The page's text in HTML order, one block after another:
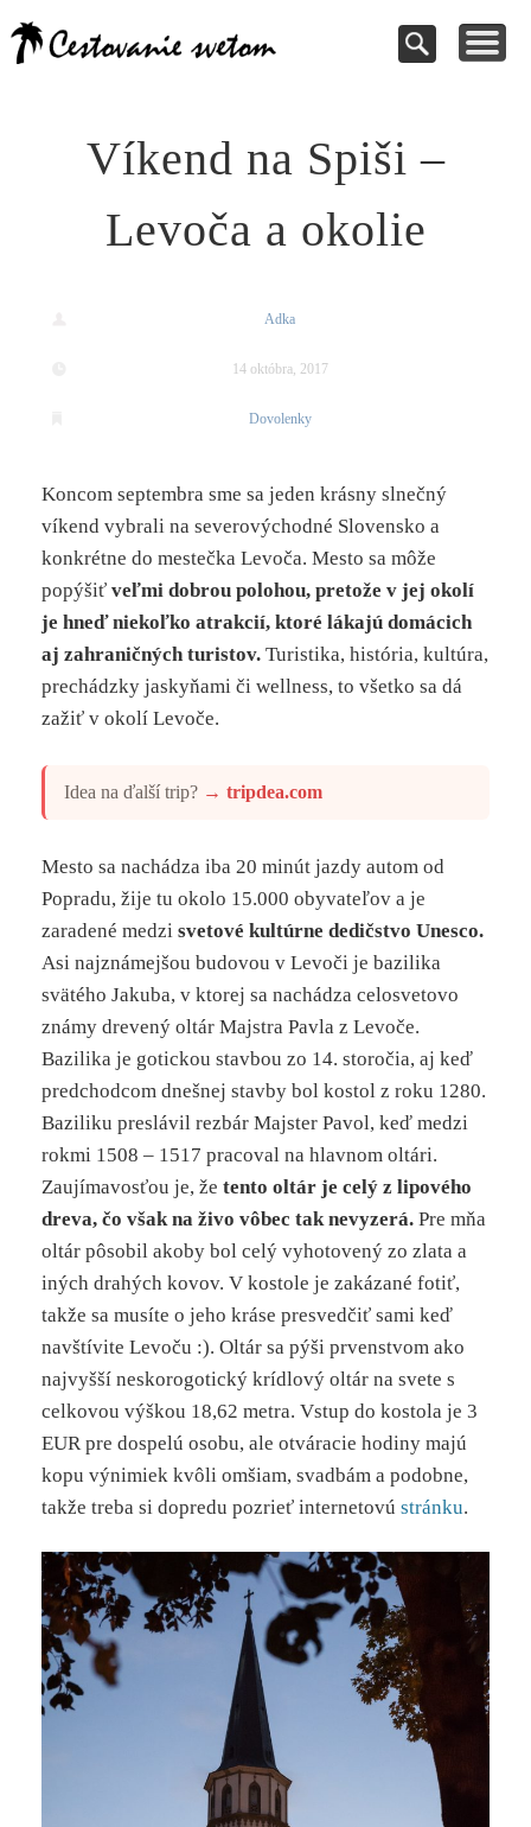
Cestovanie a
dovolenky
DOVOLENKY Cestujte s nami
VAŠE PRÍSPEVKY Inšpirujte sa
TIPY NA VÝLETY Kde vycestovať
NÁVODY Pomoc pri rezervácii
Víkend na Spiši –
Levoča a okolie
Adka
14 októbra, 2017
Dovolenky
Koncom septembra sme sa jeden krásny slnečný
víkend vybrali na severovýchodné Slovensko a
konkrétne do mestečka Levoča. Mesto sa môže
popýšiťveľmi dobrou polohou, pretože v jej okolí
je hneď niekoľko atrakcií, ktoré lákajú domácich
aj zahraničných turistov.Turistika, história, kultúra,
prechádzky jaskyňami či wellness, to všetko sa dá
zažiť v okolí Levoče.
Idea na ďalší trip? → tripdea.com
Mesto sa nachádza iba 20 minút jazdy autom od
Popradu, žije tu okolo 15.000 obyvateľov a je
zaradené medzisvetové kultúrne dedičstvo Unesco.
Asi najznámejšou budovou v Levoči je bazilika
svätého Jakuba, v ktorej sa nachádza celosvetovo
známy drevený oltár Majstra Pavla z Levoče.
Bazilika je gotickou stavbou zo 14. storočia, aj keď
predchodcom dnešnej stavby bol kostol z roku 1280.
Baziliku preslávil rezbár Majster Pavol, keď medzi
rokmi 1508 – 1517 pracoval na hlavnom oltári.
Zaujímavosťou je, žetento oltár je celý z lipového
dreva, čo však na živo vôbec tak nevyzerá. Pre mňa
oltár pôsobil akoby bol celý vyhotovený zo zlata a
iných drahých kovov. V kostole je zakázané fotiť,
takže sa musíte o jeho kráse presvedčiť sami keď
navštívite Levoču :). Oltár sa pýši prvenstvom ako
najvyšší neskorogotický krídlový oltár na svete s
celkovou výškou 18,62 metra. Vstup do kostola je 3
EUR pre dospelú osobu, ale otváracie hodiny majú
kopu výnimiek kvôli omšiam, svadbám a podobne,
takže treba si dopredu pozrieť internetovústránku.